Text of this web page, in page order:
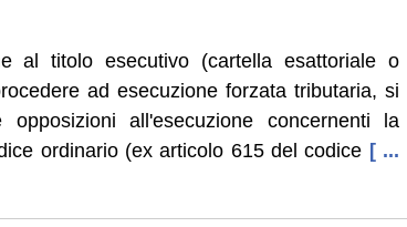
al titolo esecutivo (cartella esattoriale o
ad esecuzione forzata tributaria, si
all'esecuzione concernenti la
ordinario (ex articolo 615 del codice [ ...